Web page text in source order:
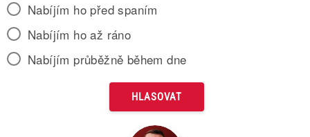
Nabíjím ho před spaním
Nabíjím ho až ráno
Nabíjím průběžně během dne